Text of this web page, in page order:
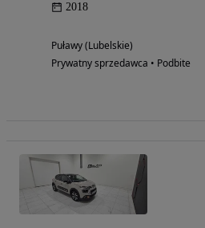
2018
Puławy (Lubelskie)
Prywatny sprzedawca • Podbite